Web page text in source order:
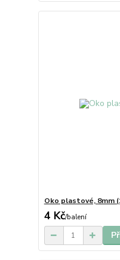
Oko plastové, 8mm
4 Kč/balení